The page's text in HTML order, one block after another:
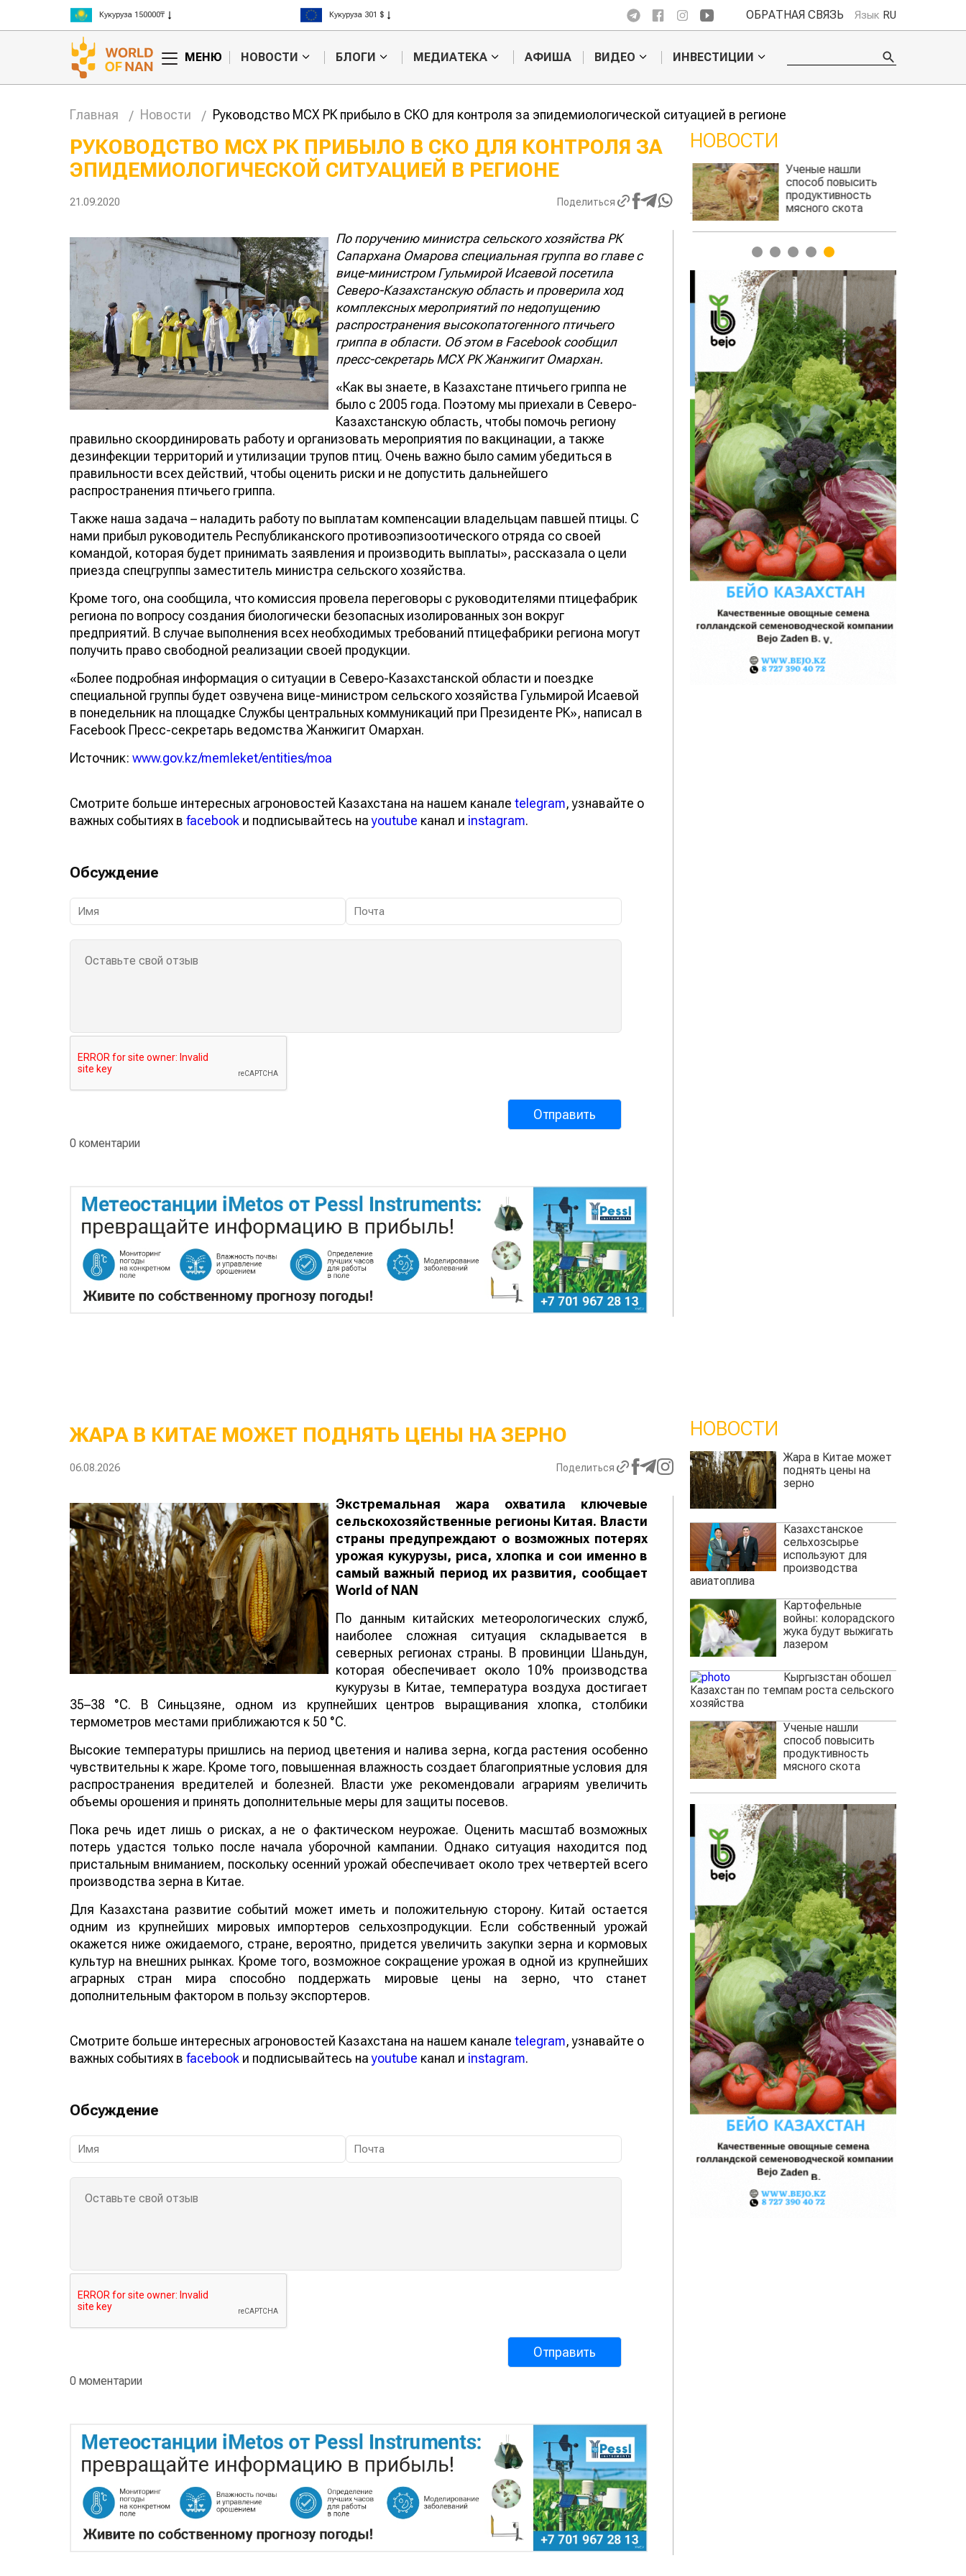
Рис 300000₸
Пшеница 3 класс 125000₸
Рис 408 $
Пшеница 423 $
ОБРАТНАЯ СВЯЗЬ Язык RU
МЕНЮ НОВОСТИ БЛОГИ МЕДИАТЕКА АФИША ВИДЕО ИНВЕСТИЦИИ
Главная Новости Руководство МСХ РК прибыло в СКО для контроля за эпидемиологической ситуацией в регионе
РУКОВОДСТВО МСХ РК ПРИБЫЛО В СКО ДЛЯ КОНТРОЛЯ ЗА
ЭПИДЕМИОЛОГИЧЕСКОЙ СИТУАЦИЕЙ В РЕГИОНЕ
21.09.2020 Поделиться
По поручению министра сельского хозяйства РК
Сапархана Омарова специальная группа во главе с
вице-министром Гульмирой Исаевой посетила
Северо-Казахстанскую область и проверила ход
комплексных мероприятий по недопущению
распространения высокопатогенного птичьего
гриппа в области. Об этом в Facebook сообщил
пресс-секретарь МСХ РК Жанжигит Омархан.
«Как вы знаете, в Казахстане птичьего гриппа не
было с 2005 года. Поэтому мы приехали в Северо-
Казахстанскую область, чтобы помочь региону
правильно скоординировать работу и организовать мероприятия по вакцинации, а также
дезинфекции территорий и утилизации трупов птиц. Очень важно было самим убедиться в
правильности всех действий, чтобы оценить риски и не допустить дальнейшего
распространения птичьего гриппа.
Также наша задача – наладить работу по выплатам компенсации владельцам павшей птицы. С
нами прибыл руководитель Республиканского противоэпизоотического отряда со своей
командой, которая будет принимать заявления и производить выплаты», рассказала о цели
приезда спецгруппы заместитель министра сельского хозяйства.
Кроме того, она сообщила, что комиссия провела переговоры с руководителями птицефабрик
региона по вопросу создания биологически безопасных изолированных зон вокруг
предприятий. В случае выполнения всех необходимых требований птицефабрики региона могут
получить право свободной реализации своей продукции.
«Более подробная информация о ситуации в Северо-Казахстанской области и поездке
специальной группы будет озвучена вице-министром сельского хозяйства Гульмирой Исаевой
в понедельник на площадке Службы центральных коммуникаций при Президенте РК», написал в
Facebook Пресс-секретарь ведомства Жанжигит Омархан.
Источник: www.gov.kz/memleket/entities/moa
Смотрите больше интересных агроновостей Казахстана на нашем канале telegram, узнавайте о
важных событиях в facebook и подписывайтесь наyoutube канал и instagram.
Обсуждение
0 коментарии
НОВОСТИ
Казахстанское
Картофельные
войны: колорадского
Ученые нашли
способ повысить
продуктивность
мясного скота
1 2 3 4 5
ЖАРА В КИТАЕ МОЖЕТ ПОДНЯТЬ ЦЕНЫ НА ЗЕРНО
06.08.2026 Поделиться
Экстремальная жара охватила ключевые
сельскохозяйственные регионы Китая. Власти
страны предупреждают о возможных потерях
урожая кукурузы, риса, хлопка и сои именно в
самый важный период их развития, сообщает
World of NAN
По данным китайских метеорологических служб,
наиболее сложная ситуация складывается в
северных регионах страны. В провинции Шаньдун,
которая обеспечивает около 10% производства
кукурузы в Китае, температура воздуха достигает
35–38 °C. В Синьцзяне, одном из крупнейших центров выращивания хлопка, столбики
термометров местами приближаются к 50 °C.
Высокие температуры пришлись на период цветения и налива зерна, когда растения особенно
чувствительны к жаре. Кроме того, повышенная влажность создает благоприятные условия для
распространения вредителей и болезней. Власти уже рекомендовали аграриям увеличить
объемы орошения и принять дополнительные меры для защиты посевов.
Пока речь идет лишь о рисках, а не о фактическом неурожае. Оценить масштаб возможных
потерь удастся только после начала уборочной кампании. Однако ситуация находится под
пристальным вниманием, поскольку осенний урожай обеспечивает около трех четвертей всего
производства зерна в Китае.
Для Казахстана развитие событий может иметь и положительную сторону. Китай остается
одним из крупнейших мировых импортеров сельхозпродукции. Если собственный урожай
окажется ниже ожидаемого, стране, вероятно, придется увеличить закупки зерна и кормовых
культур на внешних рынках. Кроме того, возможное сокращение урожая в одной из крупнейших
аграрных стран мира способно поддержать мировые цены на зерно, что станет
дополнительным фактором в пользу экспортеров.
Смотрите больше интересных агроновостей Казахстана на нашем канале telegram, узнавайте о
важных событиях в facebook и подписывайтесь наyoutube канал и instagram.
Обсуждение
0 моментарии
НОВОСТИ
Жара в Китае может
поднять цены на
зерно
Казахстанское
сельхозсырье
используют для
производства
авиатоплива
Картофельные
войны: колорадского
жука будут выжигать
лазером
Кыргызстан обошел
Казахстан по темпам роста сельского
хозяйства
Ученые нашли
способ повысить
продуктивность
мясного скота